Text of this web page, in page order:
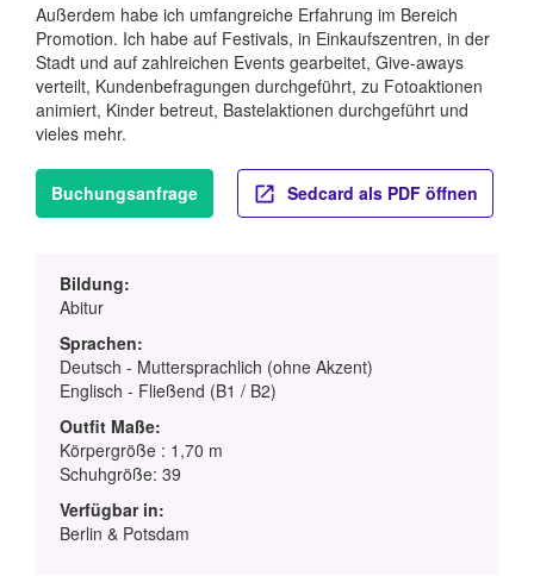
Außerdem habe ich umfangreiche Erfahrung im Bereich
Promotion. Ich habe auf Festivals, in Einkaufszentren, in der
Stadt und auf zahlreichen Events gearbeitet, Give-aways
verteilt, Kundenbefragungen durchgeführt, zu Fotoaktionen
animiert, Kinder betreut, Bastelaktionen durchgeführt und
vieles mehr.
Buchungsanfrage Sedcard als PDF öffnen
Bildung:
Abitur
Sprachen:
Deutsch - Muttersprachlich (ohne Akzent)
Englisch - Fließend (B1 / B2)
Outfit Maße:
Körpergröße : 1,70 m
Schuhgröße: 39
Verfügbar in:
Berlin & Potsdam